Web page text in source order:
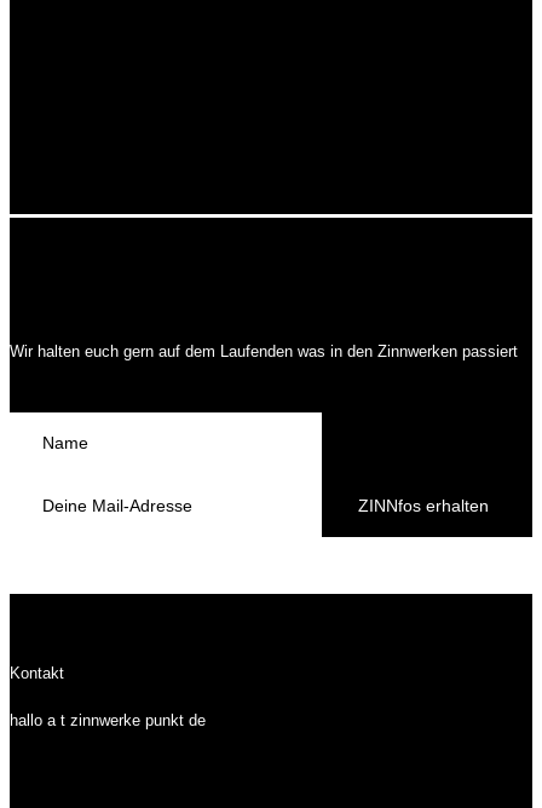
Wir halten euch gern auf dem Laufenden was in den Zinnwerken passiert
ZINNfos erhalten
Kontakt
hallo a t zinnwerke punkt de